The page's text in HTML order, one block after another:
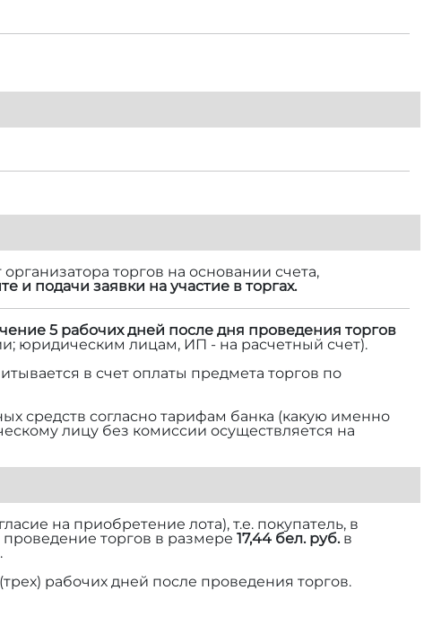
торгов на основании счета,
и подачи заявки на участие в торгах.
5 рабочих дней после дня проведения торгов
юридическим лицам, ИП - на расчетный счет).
в счет оплаты предмета торгов по
средств согласно тарифам банка (какую именно
лицу без комиссии осуществляется на
на приобретение лота), т.е. покупатель, в
торгов в размере 17,44 бел. руб.в
рабочих дней после проведения торгов.